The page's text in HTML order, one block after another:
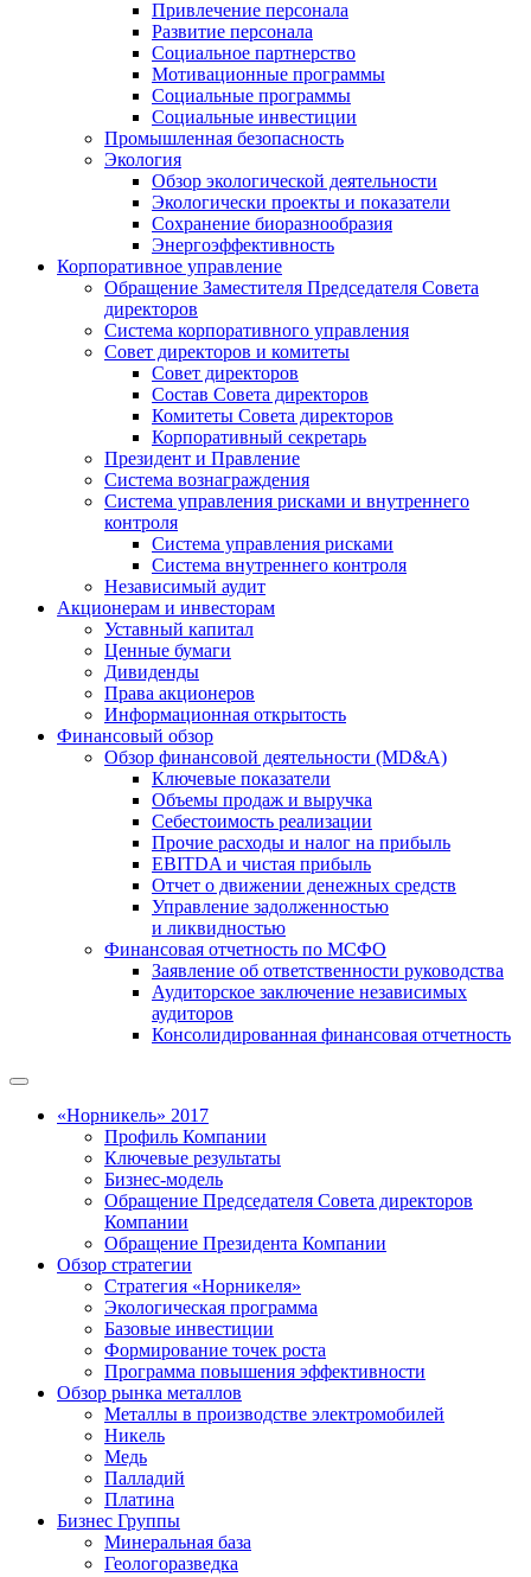
Привлечение персонала
Развитие персонала
Социальное партнерство
Мотивационные программы
Социальные программы
Социальные инвестиции
Промышленная безопасность
Экология
Обзор экологической деятельности
Экологически проекты и показатели
Сохранение биоразнообразия
Энергоэффективность
Корпоративное управление
Обращение Заместителя Председателя Совета
директоров
Система корпоративного управления
Совет директоров и комитеты
Совет директоров
Состав Совета директоров
Комитеты Совета директоров
Корпоративный секретарь
Президент и Правление
Система вознаграждения
Система управления рисками и внутреннего
контроля
Система управления рисками
Система внутреннего контроля
Независимый аудит
Акционерам и инвесторам
Уставный капитал
Ценные бумаги
Дивиденды
Права акционеров
Информационная открытость
Финансовый обзор
Обзор финансовой деятельности (MD&A)
Ключевые показатели
Объемы продаж и выручка
Себестоимость реализации
Прочие расходы и налог на прибыль
EBITDA и чистая прибыль
Отчет о движении денежных средств
Управление задолженностью
и ликвидностью
Финансовая отчетность по МСФО
Заявление об ответственности руководства
Аудиторское заключение независимых
аудиторов
Консолидированная финансовая отчетность
«Норникель» 2017
Профиль Компании
Ключевые результаты
Бизнес-модель
Обращение Председателя Совета директоров
Компании
Обращение Президента Компании
Обзор стратегии
Стратегия «Норникеля»
Экологическая программа
Базовые инвестиции
Формирование точек роста
Программа повышения эффективности
Обзор рынка металлов
Металлы в производстве электромобилей
Никель
Медь
Палладий
Платина
Бизнес Группы
Минеральная база
Геологоразведка